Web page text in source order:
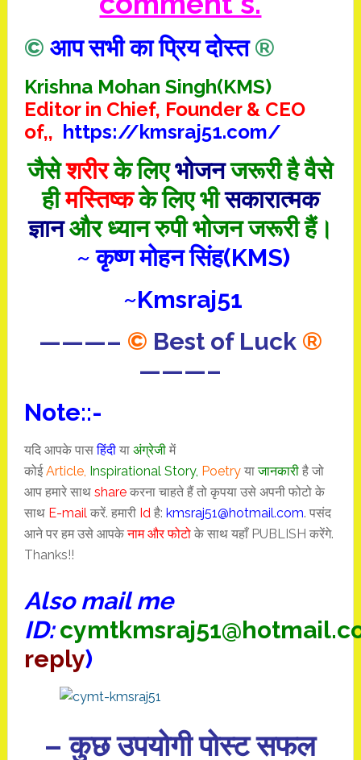
© आप सभी का प्रिय दोस्त®
Krishna Mohan Singh(KMS)
Editor in Chief, Founder & CEO
of,, https://kmsraj51.com/
जैसेशरीरके लिएभोजनजरूरी है वैसे
हीमस्तिष्कके लिए भीसकारात्मक
ज्ञानऔर ध्यान रुपी भोजन जरूरी हैं।
~ कृष्ण मोहन सिंह(KMS)
~Kmsraj51
———– © Best of Luck ®
———–
Note::-
यदि आपके पासहिंदीया अंग्रेजीमें
कोईArticle, Inspirational Story, Poetryयाजानकारीहै जो
आप हमारे साथ share करना चाहते हैं तो कृपया उसे अपनी फोटो के
साथ E-mailकरें. हमारी Idहै: kmsraj51@hotmail.com. पसंद
आने पर हम उसे आपकेनाम और फोटोके साथ यहाँ PUBLISH करेंगे.
Thanks!!
Also mail me
ID:
reply)
– कुछ उपयोगी पोस्ट सफल